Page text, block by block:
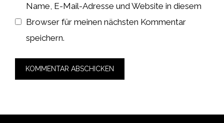
Name, E-Mail-Adresse und Website in diesem
Browser für meinen nächsten Kommentar
speichern.